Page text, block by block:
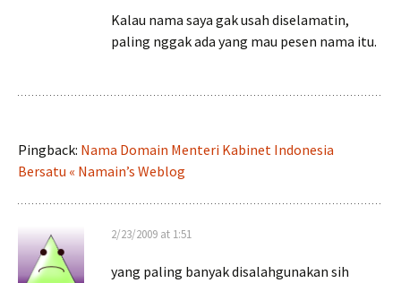
Kalau nama saya gak usah diselamatin,
paling nggak ada yang mau pesen nama itu.
Pingback: Nama Domain Menteri Kabinet Indonesia
Bersatu « Namain’s Weblog
2/23/2009 at 1:51
yang paling banyak disalahgunakan sih